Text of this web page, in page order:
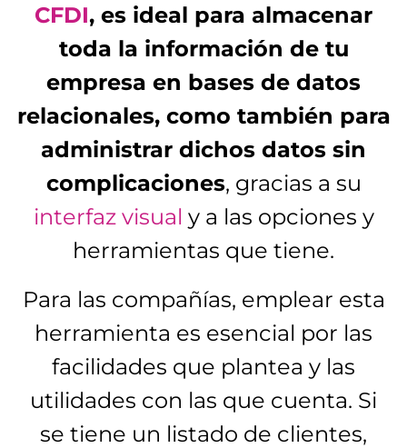
CFDI, es ideal para almacenar
toda la información de tu
empresa en bases de datos
relacionales, como también para
administrar dichos datos sin
complicaciones, gracias a su
interfaz visual y a las opciones y
herramientas que tiene.
Para las compañías, emplear esta
herramienta es esencial por las
facilidades que plantea y las
utilidades con las que cuenta. Si
se tiene un listado de clientes,